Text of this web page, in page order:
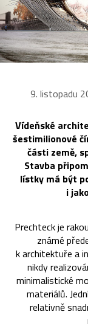
9. listopadu
Vídeňské
šestimilionové
části země,
Stavba
lístky má být
i
Prechteck je
známé
k architektuře a
nikdy
minimalistické
materiálů.
relativně